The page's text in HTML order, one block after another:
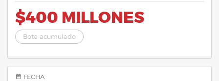
$400 MILLONES
Bote acumulado
FECHA